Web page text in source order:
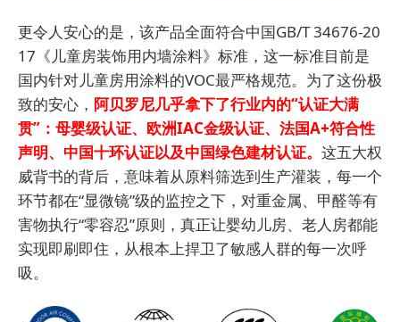
更令人安心的是，该产品全面符合中国GB/T 34676-20
17《儿童房装饰用内墙涂料》标准，这一标准目前是
国内针对儿童房用涂料的VOC最严格规范。为了这份极
致的安心， 阿贝罗尼几乎拿下了行业内的“认证大满
贯”：母婴级认证、欧洲IAC金级认证、法国A+符合性
声明、中国十环认证以及中国绿色建材认证。 这五大权
威背书的背后，意味着从原料筛选到生产灌装，每一个
环节都在“显微镜”级的监控之下，对重金属、甲醛等有
害物执行“零容忍”原则，真正让婴幼儿房、老人房都能
实现即刷即住，从根本上捍卫了敏感人群的每一次呼
吸。